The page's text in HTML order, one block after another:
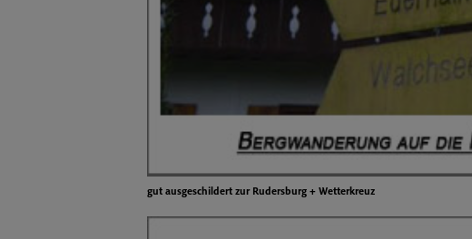
gut ausgeschildert zur Rudersburg + Wetterkreuz